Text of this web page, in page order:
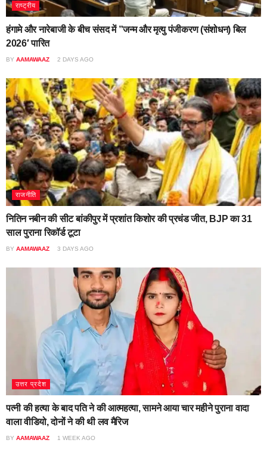
राष्ट्रीय
हंगामे और नारेबाजी के बीच संसद में ”जन्म और मृत्यु पंजीकरण (संशोधन) बिल
2026′ पारित
BY AAMAWAAZ 2 DAYS AGO
राजनीति
नितिन नबीन की सीट बांकीपुर में प्रशांत किशोर की प्रचंड जीत, BJP का 31
साल पुराना रिकॉर्ड टूटा
BY AAMAWAAZ 3 DAYS AGO
उत्तर प्रदेश
पत्नी की हत्या के बाद पति ने की आत्महत्या, सामने आया चार महीने पुराना वादा
वाला वीडियो, दोनों ने की थी लव मैरिज
BY AAMAWAAZ 1 WEEK AGO